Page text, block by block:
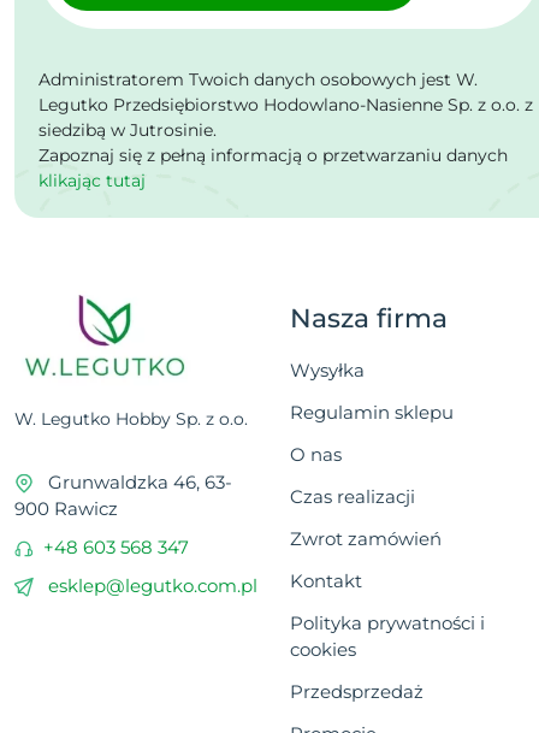
Administratorem Twoich danych osobowych jest W.
Legutko Przedsiębiorstwo Hodowlano-Nasienne Sp. z o.o. z
siedzibą w Jutrosinie.
Zapoznaj się z pełną informacją o przetwarzaniu danych
klikając tutaj
W. Legutko Hobby Sp. z o.o.
Grunwaldzka 46, 63-
900 Rawicz
+48 603 568 347
esklep@legutko.com.pl
Nasza firma
Wysyłka
Regulamin sklepu
O nas
Czas realizacji
Zwrot zamówień
Kontakt
Polityka prywatności i
cookies
Przedsprzedaż